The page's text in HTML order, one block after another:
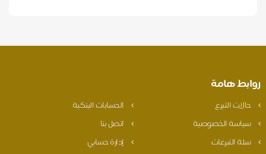
روابط هامة
حالات التبرع
الحسابات البنكية
سياسة الخصوصية
اتصل بنا
سلة التبرعات
إدارة حسابي